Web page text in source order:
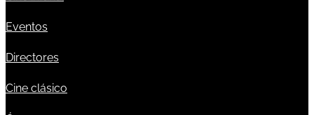
Eventos
Directores
Cine clásico